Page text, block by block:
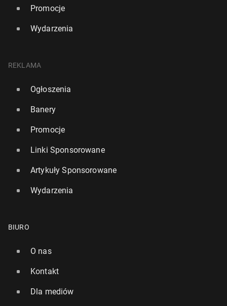
Promocje
Wydarzenia
REKLAMA
Ogłoszenia
Banery
Promocje
Linki Sponsorowane
Artykuły Sponsorowane
Wydarzenia
BIURO
O nas
Kontakt
Dla mediów